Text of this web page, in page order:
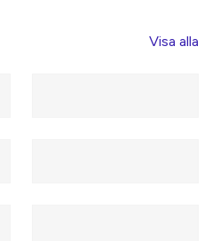
Visa alla